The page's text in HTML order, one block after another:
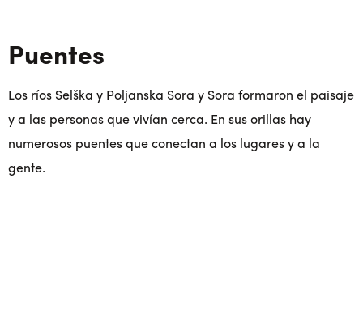
Puentes
Los ríos Selška y Poljanska Sora y Sora formaron el paisaje
y a las personas que vivían cerca. En sus orillas hay
numerosos puentes que conectan a los lugares y a la
gente.